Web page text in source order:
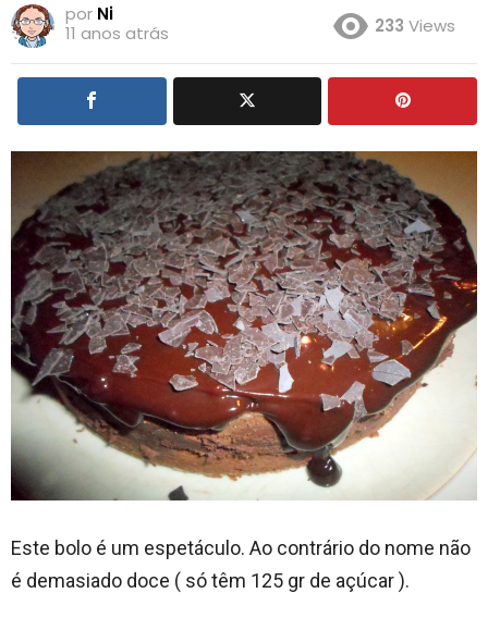
por Ni
11 anos atrás
233 Views
Este bolo é um espetáculo. Ao contrário do nome não
é demasiado doce ( só têm 125 gr de açúcar ).